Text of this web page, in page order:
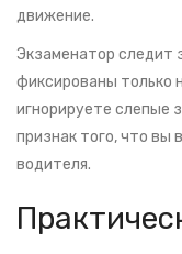
движение.
Экзаменатор следит
фиксированы только
игнорируете слепые
признак того, что вы
водителя.